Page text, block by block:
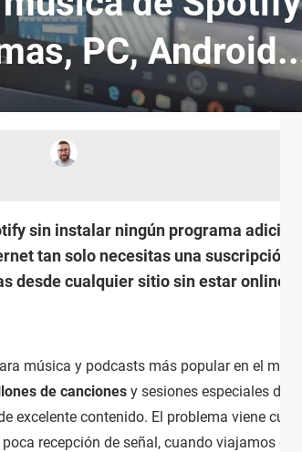
PC,
sin instalar ningún programa
tan solo necesitas una suscripción
desde cualquier sitio sin estar online.
música y podcasts más popular en el
de canciones y sesiones especiales de
contenido. El problema viene
recepción de señal, cuando viajamos en